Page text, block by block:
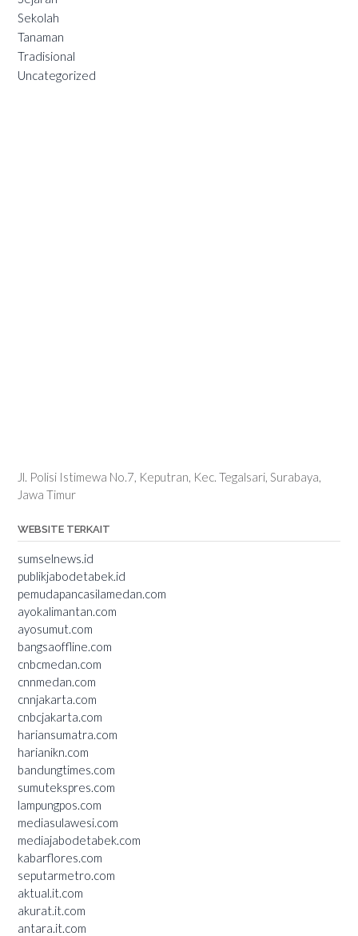
Sekolah
Tanaman
Tradisional
Uncategorized
Jl. Polisi Istimewa No.7, Keputran, Kec. Tegalsari, Surabaya,
Jawa Timur
WEBSITE TERKAIT
sumselnews.id
publikjabodetabek.id
pemudapancasilamedan.com
ayokalimantan.com
ayosumut.com
bangsaoffline.com
cnbcmedan.com
cnnmedan.com
cnnjakarta.com
cnbcjakarta.com
hariansumatra.com
harianikn.com
bandungtimes.com
sumutekspres.com
lampungpos.com
mediasulawesi.com
mediajabodetabek.com
kabarflores.com
seputarmetro.com
aktual.it.com
akurat.it.com
antara.it.com